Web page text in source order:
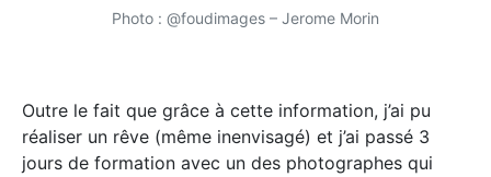
Photo : @foudimages – Jerome Morin
Outre le fait que grâce à cette information, j’ai pu
réaliser un rêve (même inenvisagé) et j’ai passé 3
jours de formation avec un des photographes qui